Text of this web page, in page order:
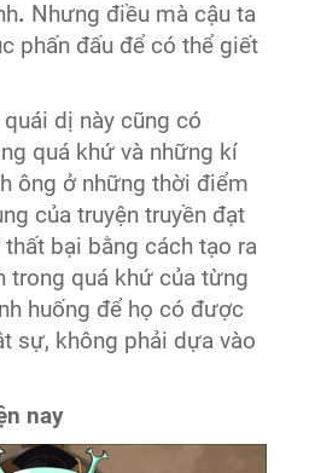
. Nhưng điều mà cậu ta
phấn đấu để có thể giết
dị này cũng có
quá khứ và những kí
ông ở những thời điểm
của truyện truyền đạt
bại bằng cách tạo ra
trong quá khứ của từng
huống để họ có được
sự, không phải dựa vào
nay